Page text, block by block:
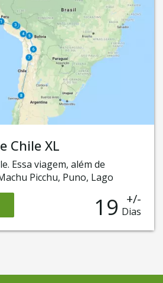
Chile XL
Essa viagem, além de
Picchu, Puno, Lago
de Uyuni e Deserto de
passa pelas capitais Lima e
chega até a belíssima19 +/-
Dias